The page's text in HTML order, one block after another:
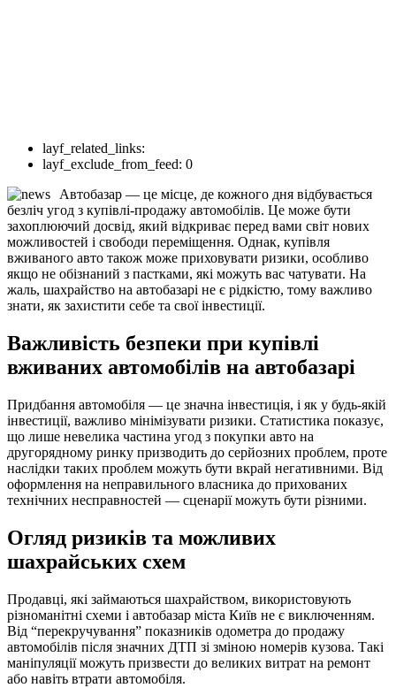
layf_related_links:
layf_exclude_from_feed: 0
Автобазар — це місце, де кожного дня відбувається
безліч угод з купівлі-продажу автомобілів. Це може бути
захоплюючий досвід, який відкриває перед вами світ нових
можливостей і свободи переміщення. Однак, купівля
вживаного авто також може приховувати ризики, особливо
якщо не обізнаний з пастками, які можуть вас чатувати. На
жаль, шахрайство на автобазарі не є рідкістю, тому важливо
знати, як захистити себе та свої інвестиції.
Важливість безпеки при купівлі
вживаних автомобілів на автобазарі
Придбання автомобіля — це значна інвестиція, і як у будь-якій
інвестиції, важливо мінімізувати ризики. Статистика показує,
що лише невелика частина угод з покупки авто на
другорядному ринку призводить до серйозних проблем, проте
наслідки таких проблем можуть бути вкрай негативними. Від
оформлення на неправильного власника до прихованих
технічних несправностей — сценарії можуть бути різними.
Огляд ризиків та можливих
шахрайських схем
Продавці, які займаються шахрайством, використовують
різноманітні схеми і автобазар міста Київ не є виключенням.
Від “перекручування” показників одометра до продажу
автомобілів після значних ДТП зі зміною номерів кузова. Такі
маніпуляції можуть призвести до великих витрат на ремонт
або навіть втрати автомобіля.